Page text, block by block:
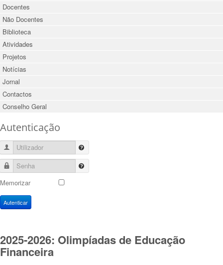
Docentes
Não Docentes
Biblioteca
Atividades
Projetos
Notícias
Jornal
Contactos
Conselho Geral
Autenticação
Utilizador
Senha
Memorizar
Autenticar
2025-2026: Olimpíadas de Educação
Financeira